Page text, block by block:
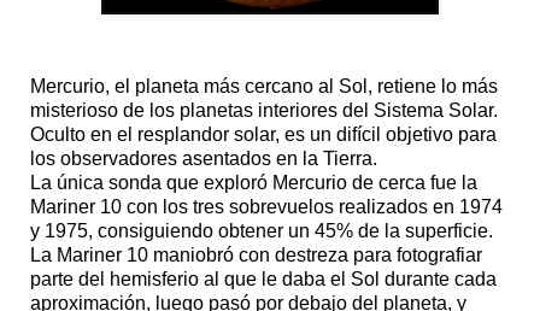
Mercurio, el planeta más cercano al Sol, retiene lo más
misterioso de los planetas interiores del Sistema Solar.
Oculto en el resplandor solar, es un difícil objetivo para
los observadores asentados en la Tierra.
La única sonda que exploró Mercurio de cerca fue la
Mariner 10 con los tres sobrevuelos realizados en 1974
y 1975, consiguiendo obtener un 45% de la superficie.
La Mariner 10 maniobró con destreza para fotografiar
parte del hemisferio al que le daba el Sol durante cada
aproximación, luego pasó por debajo del planeta, y